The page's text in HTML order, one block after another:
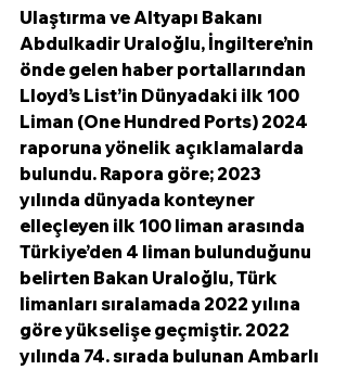
Ulaştırma ve Altyapı Bakanı
Abdulkadir Uraloğlu, İngiltere’nin
önde gelen haber portallarından
Lloyd’s List’in Dünyadaki ilk 100
Liman (One Hundred Ports) 2024
raporuna yönelik açıklamalarda
bulundu. Rapora göre; 2023
yılında dünyada konteyner
elleçleyen ilk 100 liman arasında
Türkiye’den 4 liman bulunduğunu
belirten Bakan Uraloğlu, Türk
limanları sıralamada 2022 yılına
göre yükselişe geçmiştir. 2022
yılında 74. sırada bulunan Ambarlı